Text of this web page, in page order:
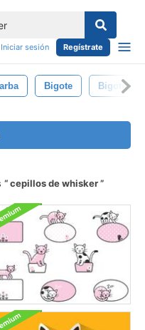
Iniciar sesión Regístrate
Bigote Bigotes
cepillos de whisker